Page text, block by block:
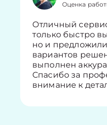
Оценка
Отличный
только быстро
но и
вариантов
выполнен
Спасибо за
внимание к